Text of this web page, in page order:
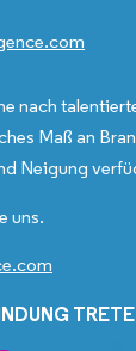
nach
Maß an
Neigung
uns.